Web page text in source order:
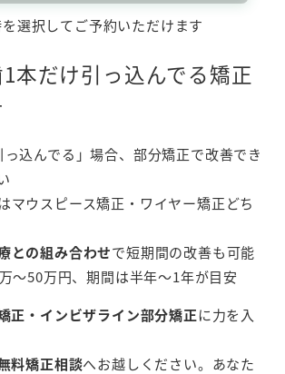
選択してご予約いただけます
本だけ引っ込んでる矯正
っ込んでる」場合、部分矯正で改善でき
マウスピース矯正・ワイヤー矯正どち
との組み合わせで短期間の改善も可能
〜50万円、期間は半年〜1年が目安
正・インビザライン部分矯正に力を入
料矯正相談へお越しください。あなた